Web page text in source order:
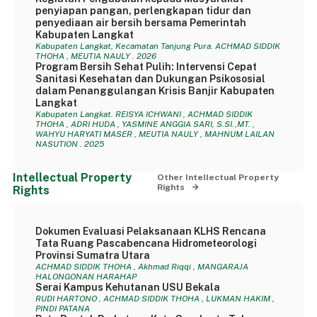
penyiapan pangan, perlengkapan tidur dan
penyediaan air bersih bersama Pemerintah
Kabupaten Langkat
Kabupaten Langkat, Kecamatan Tanjung Pura. ACHMAD SIDDIK
THOHA , MEUTIA NAULY . 2026
Program Bersih Sehat Pulih: Intervensi Cepat
Sanitasi Kesehatan dan Dukungan Psikososial
dalam Penanggulangan Krisis Banjir Kabupaten
Langkat
Kabupaten Langkat. REISYA ICHWANI , ACHMAD SIDDIK
THOHA , ADRI HUDA , YASMINE ANGGIA SARI, S.SI.,MT. ,
WAHYU HARYATI MASER , MEUTIA NAULY , MAHNUM LAILAN
NASUTION . 2025
Intellectual Property
Rights
Other Intellectual Property
Rights
Dokumen Evaluasi Pelaksanaan KLHS Rencana
Tata Ruang Pascabencana Hidrometeorologi
Provinsi Sumatra Utara
ACHMAD SIDDIK THOHA , Akhmad Riqqi , MANGARAJA
HALONGONAN HARAHAP
Serai Kampus Kehutanan USU Bekala
RUDI HARTONO , ACHMAD SIDDIK THOHA , LUKMAN HAKIM ,
PINDI PATANA